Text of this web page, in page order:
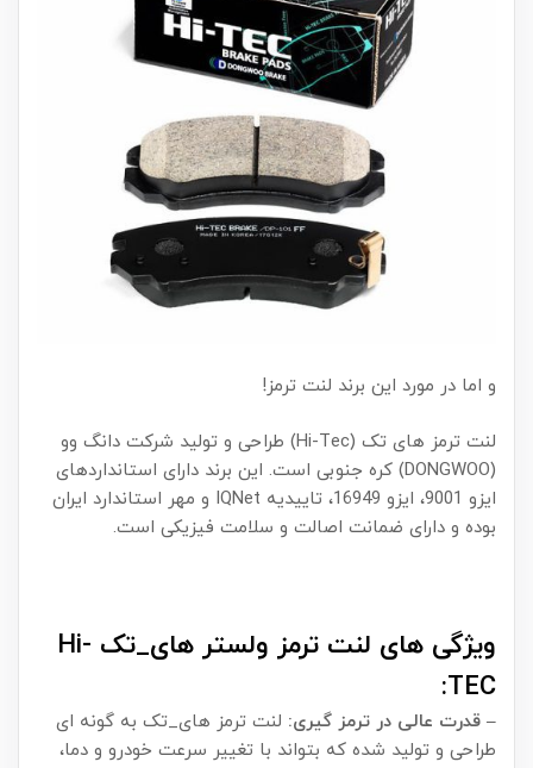
و اما در مورد این برند لنت ترمز!
لنت ترمز های تک (Hi-Tec) طراحی و تولید شرکت دانگ وو
(DONGWOO) کره جنوبی است. این برند دارای استانداردهای
ایزو 9001، ایزو 16949، تاییدیه IQNet و مهر استاندارد ایران
بوده و دارای ضمانت اصالت و سلامت فیزیکی است.
ویژگی های لنت ترمز ولستر های_تک Hi-
TEC:
– قدرت عالی در ترمز گیری: لنت ترمز های_تک به گونه ای
طراحی و تولید شده که بتواند با تغییر سرعت خودرو و دما،